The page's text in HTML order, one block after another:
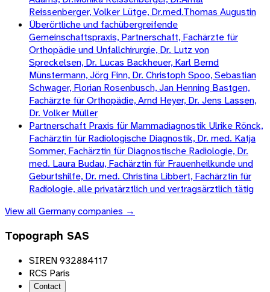
Reissenberger, Volker Lütge, Dr.med.Thomas Augustin
Überörtliche und fachübergreifende
Gemeinschaftspraxis, Partnerschaft, Fachärzte für
Orthopädie und Unfallchirurgie, Dr. Lutz von
Spreckelsen, Dr. Lucas Backheuer, Karl Bernd
Münstermann, Jörg Finn, Dr. Christoph Spoo, Sebastian
Schwager, Florian Rosenbusch, Jan Henning Bastgen,
Fachärzte für Orthopädie, Arnd Heyer, Dr. Jens Lassen,
Dr. Volker Müller
Partnerschaft Praxis für Mammadiagnostik Ulrike Rönck,
Fachärztin für Radiologische Diagnostik, Dr. med. Katja
Sommer, Fachärztin für Diagnostische Radiologie, Dr.
med. Laura Budau, Fachärztin für Frauenheilkunde und
Geburtshilfe, Dr. med. Christina Libbert, Fachärztin für
Radiologie, alle privatärztlich und vertragsärztlich tätig
View allGermanycompanies →
Topograph SAS
SIREN 932884117
RCS Paris
Contact